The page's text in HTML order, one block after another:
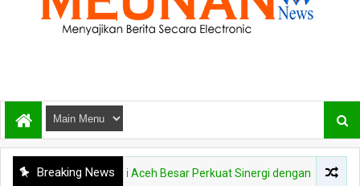
Breaking News
NEWS Bupati Aceh Besar Perkuat Sinergi dengan Polres Demi